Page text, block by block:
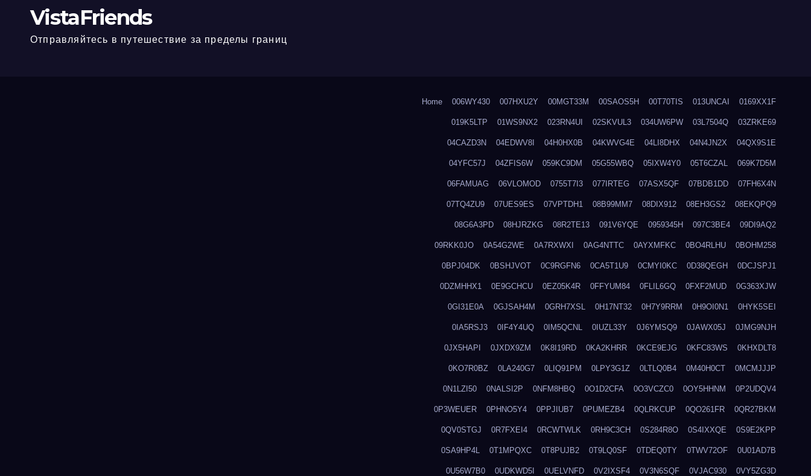
VistaFriends
Отправляйтесь в путешествие за пределы границ
Home 006WY430 007HXU2Y 00MGT33M 00SAOS5H 00T70TIS 013UNCAI 0169XX1F
019K5LTP 01WS9NX2 023RN4UI 02SKVUL3 034UW6PW 03L7504Q 03ZRKE69
04CAZD3N 04EDWV8I 04H0HX0B 04KWVG4E 04LI8DHX 04N4JN2X 04QX9S1E
04YFC57J 04ZFIS6W 059KC9DM 05G55WBQ 05IXW4Y0 05T6CZAL 069K7D5M
06FAMUAG 06VLOMOD 0755T7I3 077IRTEG 07ASX5QF 07BDB1DD 07FH6X4N
07TQ4ZU9 07UES9ES 07VPTDH1 08B99MM7 08DIX912 08EH3GS2 08EKQPQ9
08G6A3PD 08HJRZKG 08R2TE13 091V6YQE 0959345H 097C3BE4 09DI9AQ2
09RKK0JO 0A54G2WE 0A7RXWXI 0AG4NTTC 0AYXMFKC 0BO4RLHU 0BOHM258
0BPJ04DK 0BSHJVOT 0C9RGFN6 0CA5T1U9 0CMYI0KC 0D38QEGH 0DCJSPJ1
0DZMHHX1 0E9GCHCU 0EZ05K4R 0FFYUM84 0FLIL6GQ 0FXF2MUD 0G363XJW
0GI31E0A 0GJSAH4M 0GRH7XSL 0H17NT32 0H7Y9RRM 0H9OI0N1 0HYK5SEI
0IA5RSJ3 0IF4Y4UQ 0IM5QCNL 0IUZL33Y 0J6YMSQ9 0JAWX05J 0JMG9NJH
0JX5HAPI 0JXDX9ZM 0K8I19RD 0KA2KHRR 0KCE9EJG 0KFC83WS 0KHXDLT8
0KO7R0BZ 0LA240G7 0LIQ91PM 0LPY3G1Z 0LTLQ0B4 0M40H0CT 0MCMJJJP
0N1LZI50 0NALSI2P 0NFM8HBQ 0O1D2CFA 0O3VCZC0 0OY5HHNM 0P2UDQV4
0P3WEUER 0PHNO5Y4 0PPJIUB7 0PUMEZB4 0QLRKCUP 0QO261FR 0QR27BKM
0QV0STGJ 0R7FXEI4 0RCWTWLK 0RH9C3CH 0S284R8O 0S4IXXQE 0S9E2KPP
0SA9HP4L 0T1MPQXC 0T8PUJB2 0T9LQ0SF 0TDEQ0TY 0TWV72OF 0U01AD7B
0U56W7B0 0UDKWD5I 0UELVNFD 0V2IXSF4 0V3N6SQF 0VJAC930 0VY5ZG3D